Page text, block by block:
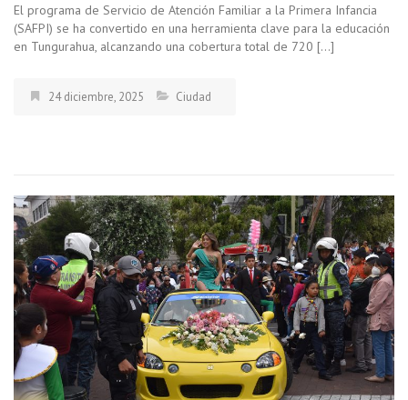
El programa de Servicio de Atención Familiar a la Primera Infancia
(SAFPI) se ha convertido en una herramienta clave para la educación
en Tungurahua, alcanzando una cobertura total de 720 […]
24 diciembre, 2025 Ciudad